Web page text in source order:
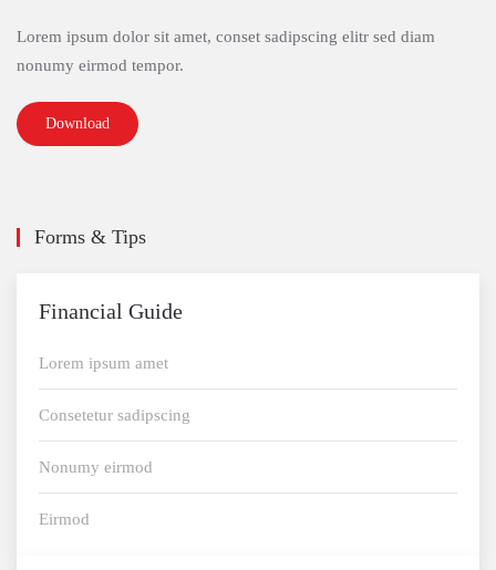
Lorem ipsum dolor sit amet, conset sadipscing elitr sed diam
nonumy eirmod tempor.
Download
Forms & Tips
Financial Guide
Lorem ipsum amet
Consetetur sadipscing
Nonumy eirmod
Eirmod